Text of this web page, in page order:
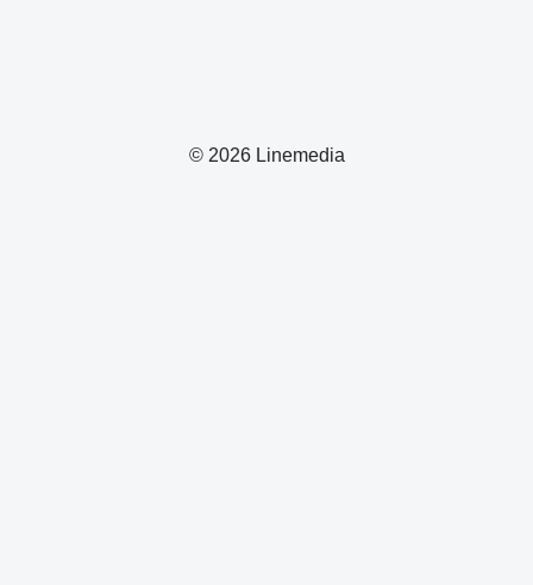
© 2026 Linemedia